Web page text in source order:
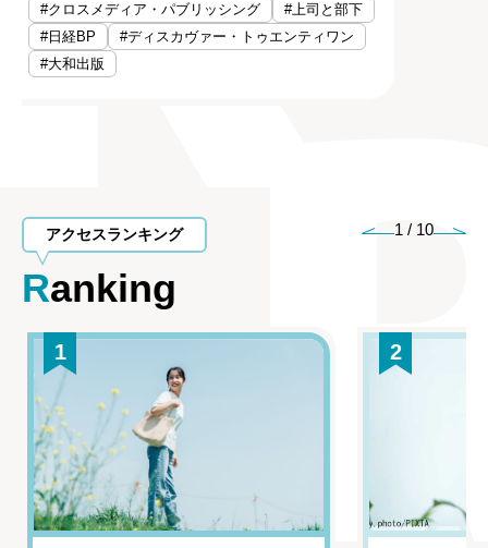
#クロスメディア・パブリッシング
#上司と部下
#日経BP
#ディスカヴァー・トゥエンティワン
#大和出版
アクセスランキング
Ranking
1 / 10
1 2